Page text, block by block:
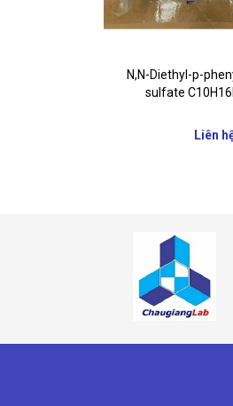
N,N-Diethyl-p-
sulfate
Liên